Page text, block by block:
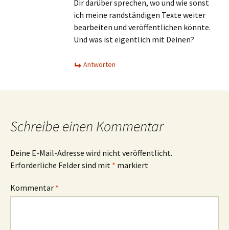
Dir darüber sprechen, wo und wie sonst
ich meine randständigen Texte weiter
bearbeiten und veröffentlichen könnte.
Und was ist eigentlich mit Deinen?
Antworten
Schreibe einen Kommentar
Deine E-Mail-Adresse wird nicht veröffentlicht.
Erforderliche Felder sind mit * markiert
Kommentar *